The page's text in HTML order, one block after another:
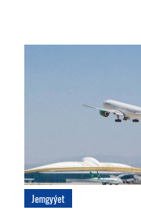
Jemgyýet